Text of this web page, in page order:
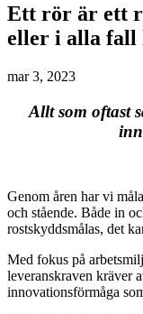
Ett rör är ett
eller i alla fall
mar 3, 2023
Allt som oftast
Genom åren har vi
och stående. Både in
rostskyddsmålas, det
Med fokus på
leveranskraven kräver
innovationsförmåga